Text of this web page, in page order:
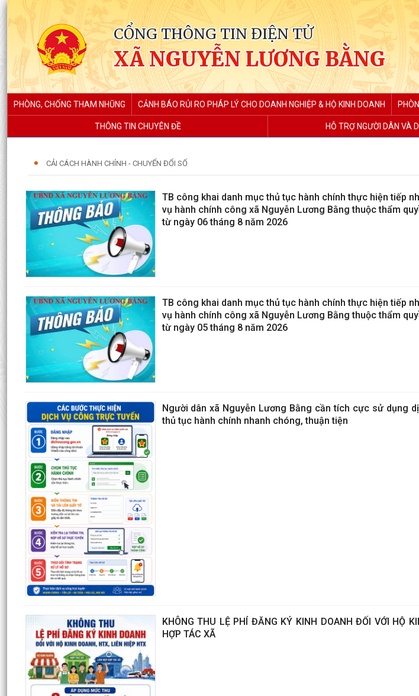
CỔNG THÔNG TIN ĐIỆN TỬ
XÃ NGUYỄN LƯƠNG BẰNG
PHÒNG, CHỐNG THAM NHŨNG CẢNH BÁO RỦI RO PHÁP LÝ CHO DOANH NGHIỆP & HỘ KINH DOANH
THÔNG TIN CHUYÊN ĐỀ HỖ TRỢ NGƯỜI DÂN VÀ
CẢI CÁCH HÀNH CHÍNH - CHUYỂN ĐỔI SỐ
TB công khai danh mục thủ tục hành chính thực hiện tiếp
vụ hành chính công xã Nguyễn Lương Bằng thuộc thẩm
từ ngày 06 tháng 8 năm 2026
TB công khai danh mục thủ tục hành chính thực hiện tiếp
vụ hành chính công xã Nguyễn Lương Bằng thuộc thẩm
từ ngày 05 tháng 8 năm 2026
Người dân xã Nguyễn Lương Bằng cần tích cực sử dụng
thủ tục hành chính nhanh chóng, thuận tiện
KHÔNG THU LỆ PHÍ ĐĂNG KÝ KINH DOANH ĐỐI VỚI HỘ
HỢP TÁC XÃ